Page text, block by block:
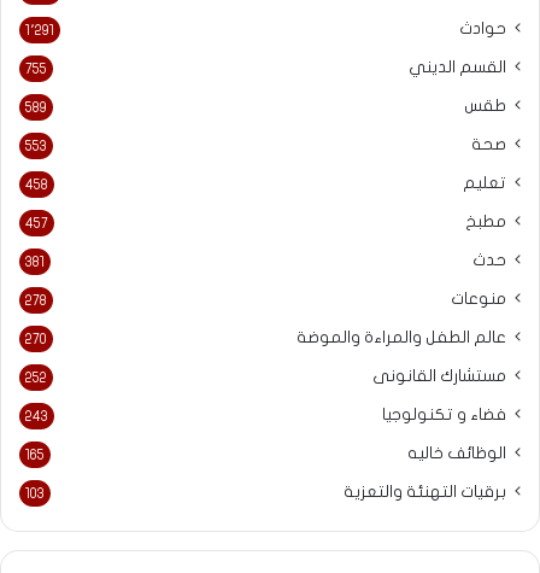
حوادث 1٬291
القسم الديني 755
طقس 589
صحة 553
تعليم 458
مطبخ 457
حدث 381
منوعات 278
عالم الطفل والمراءة والموضة 270
مستشارك القانونى 252
فضاء و تكنولوجيا 243
الوظائف خاليه 165
برقيات التهنئة والتعزية 103